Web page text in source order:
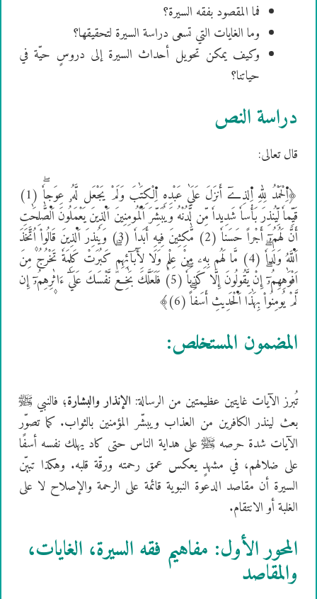
فما المقصود بفقه السيرة؟
وما الغايات التي تسعى دراسة السيرة لتحقيقها؟
وكيف يمكن تحويل أحداث السيرة إلى دروسٍ حيّة في
حياتنا؟
دراسة النص
قال تعالى:
﴿اِ۬لْحَمْدُ لِلهِ اِ۬لذِےٓ أَنزَلَ عَلَيٰ عَبْدِهِ اِ۬لْكِتَٰبَ وَلَمْ يَجْعَل لَّهُۥ عِوَجاٗۖ (1)
قَيِّماٗ لِّيُنذِرَ بَأْساٗ شَدِيداٗ مِّن لَّدُنْهُ وَيُبَشِّرَ اَ۬لْمُومِنِينَ اَ۬لذِينَ يَعْمَلُونَ اَ۬لصَّٰلِحَٰتِ
أَنَّ لَهُمُۥٓ أَجْراً حَسَناٗ (2) مَّٰكِثِينَ فِيهِ أَبَداٗ (3) وَيُنذِرَ اَ۬لذِينَ قَالُواْ اُ۪تَّخَذَ
اَ۬للَّهُ وَلَداٗۖ (4) مَّا لَهُم بِهِۦ مِنْ عِلْمٖ وَلَا لِأٓبَآئِهِمۖ كَبُرَتْ كَلِمَةٗ تَخْرُجُ مِنَ
اَفْوَٰهِهِمُۥٓۖ إِنْ يَّقُولُونَ إِلَّا كَذِباٗۖ (5) فَلَعَلَّكَ بَٰخِعٞ نَّفْسَكَ عَلَيٰٓ ءَاثٰ۪رِهِمُۥٓ إِن
لَّمْ يُومِنُواْ بِهَٰذَا اَ۬لْحَدِيثِ أَسَفاًۖ (6)﴾
المضمون المستخلص:
تُبرز الآيات غايتين عظيمتين من الرسالة: الإنذار والبشارة؛ فالنبي ﷺ
بعث لينذر الكافرين من العذاب ويبشّر المؤمنين بالثواب. كما تصوّر
الآيات شدة حرصه ﷺ على هداية الناس حتى كاد يهلك نفسه أسفًا
على ضلالهم، في مشهدٍ يعكس عمق رحمته ورقّة قلبه. وهكذا تبيّن
السيرة أن مقاصد الدعوة النبوية قائمة على الرحمة والإصلاح لا على
الغلبة أو الانتقام.
المحور الأول: مفاهيم فقه السيرة، الغايات،
والمقاصد